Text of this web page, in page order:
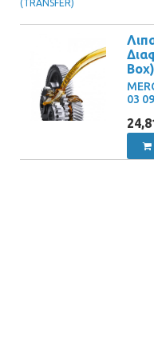
(TRANSFER)
03 09